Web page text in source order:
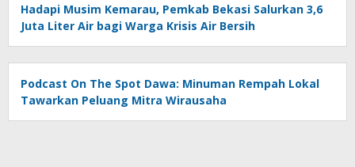
Hadapi Musim Kemarau, Pemkab Bekasi Salurkan 3,6
Juta Liter Air bagi Warga Krisis Air Bersih
Podcast On The Spot Dawa: Minuman Rempah Lokal
Tawarkan Peluang Mitra Wirausaha